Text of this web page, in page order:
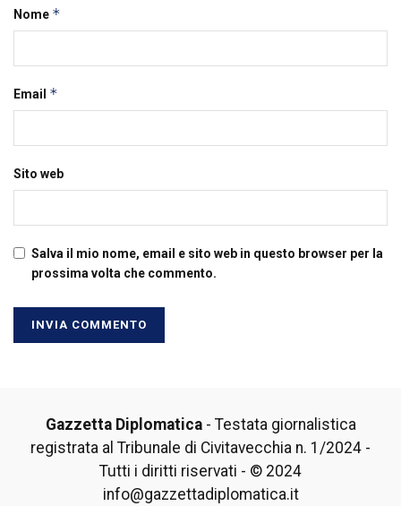
Nome *
Email *
Sito web
Salva il mio nome, email e sito web in questo browser per la
prossima volta che commento.
Gazzetta Diplomatica- Testata giornalistica
registrata al Tribunale di Civitavecchia n. 1/2024 -
Tutti i diritti riservati - © 2024
info@gazzettadiplomatica.it